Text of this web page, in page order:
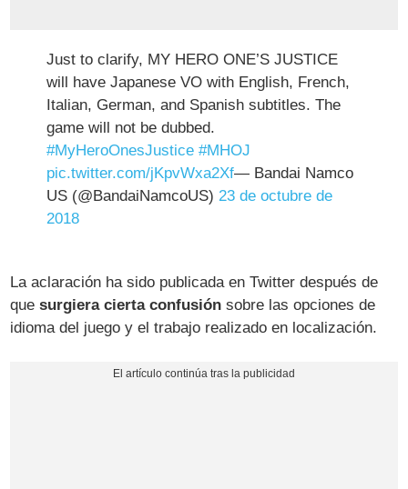
Just to clarify, MY HERO ONE’S JUSTICE
will have Japanese VO with English, French,
Italian, German, and Spanish subtitles. The
game will not be dubbed.
#MyHeroOnesJustice #MHOJ
pic.twitter.com/jKpvWxa2Xf— Bandai Namco
US (@BandaiNamcoUS)23 de octubre de
2018
La aclaración ha sido publicada en Twitter después de
quesurgiera cierta confusión sobre las opciones de
idioma del juego y el trabajo realizado en localización.